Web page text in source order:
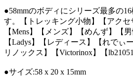
●58mmのボディにシリーズ最多の
す。【トレッキング小物】【アクセ
【Mens】【メンズ】【めんず】【男
【Ladys】【レディース】【れでぃ
リノックス】【Victorinox】【
●サイズ:58 x 20 x 15mm